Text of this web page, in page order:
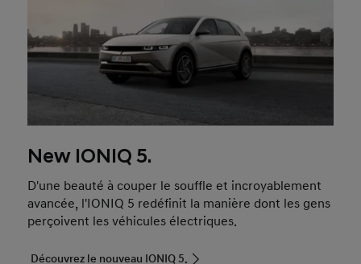
New IONIQ 5.
D'une beauté à couper le souffle et incroyablement
avancée, l'IONIQ 5 redéfinit la manière dont les gens
perçoivent les véhicules électriques.
Découvrez le nouveau IONIQ 5.